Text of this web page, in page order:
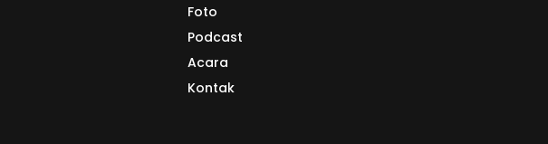
Foto
Podcast
Acara
Kontak